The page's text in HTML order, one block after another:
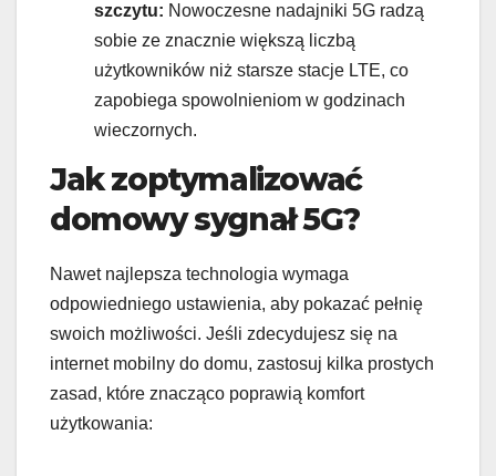
szczytu: Nowoczesne nadajniki 5G radzą
sobie ze znacznie większą liczbą
użytkowników niż starsze stacje LTE, co
zapobiega spowolnieniom w godzinach
wieczornych.
Jak zoptymalizować
domowy sygnał 5G?
Nawet najlepsza technologia wymaga
odpowiedniego ustawienia, aby pokazać pełnię
swoich możliwości. Jeśli zdecydujesz się na
internet mobilny do domu, zastosuj kilka prostych
zasad, które znacząco poprawią komfort
użytkowania: